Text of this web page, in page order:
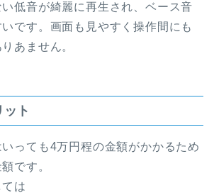
低音が綺麗に再生され、ベース音
です。画面も見やすく操作間にも
あません。
ト
っても4万円程の金額がかかるため
です。
は